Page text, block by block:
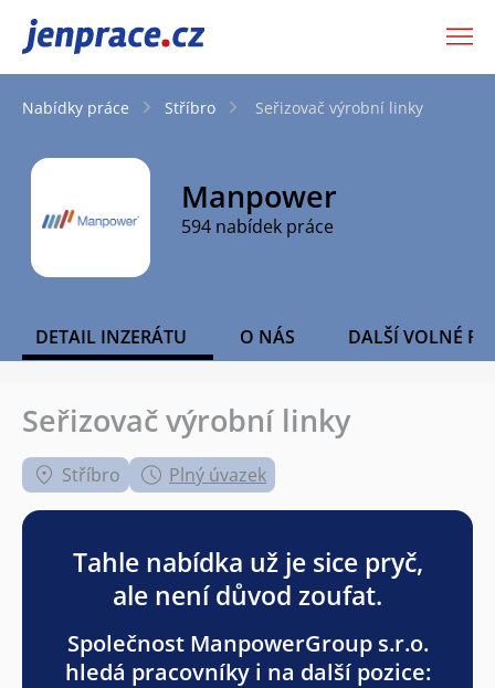
JenPráce.cz
Nabídky práce Stříbro Seřizovač výrobní linky
Manpower
594 nabídek práce
DETAIL INZERÁTU O NÁS DALŠÍ VOLNÉ
Seřizovač výrobní linky
Stříbro Plný úvazek
Tahle nabídka už je sice pryč,
ale není důvod zoufat.
Společnost ManpowerGroup s.r.o.
hledá pracovníky i na další pozice: